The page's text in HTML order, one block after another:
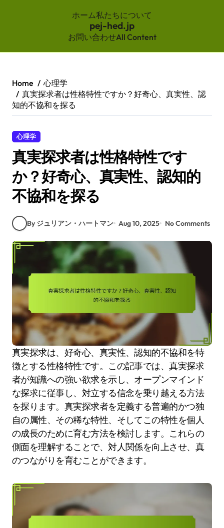
ホーム私たちについて
pej-hed.jp
お問い合わせAll Content
content
Home
心理学
真実探求者は性格特性ですか？好奇心、真実性、認
知的不協和を探る
心理学
真実探求者は性格特性です
か？好奇心、真実性、認知的
不協和を探る
By ジュリアン・ハートマン Aug 10, 2025 No Comments
真実探求は、好奇心、真実性、認知的不協和を特
徴とする性格特性です。この記事では、真実探求
者が知識への強い欲求を示し、オープンマインド
な探求に従事し、対立する信念を乗り越える方法
を探ります。真実探求者を定義する普遍的かつ独
自の属性、その稀な特性、そしてこの特性を個人
の成長のために育む方法を検討します。これらの
側面を理解することで、対人関係を向上させ、真
のつながりを育むことができます。